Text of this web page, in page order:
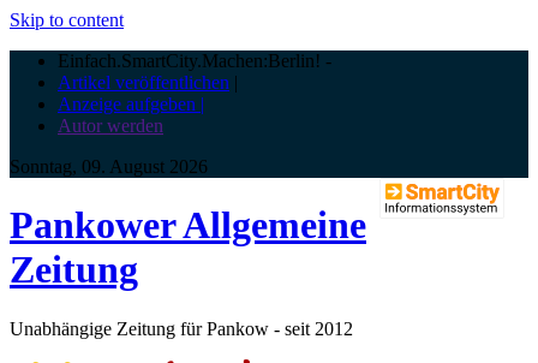
Skip to content
Einfach.SmartCity.Machen:Berlin! -
Artikel veröffentlichen |
Anzeige aufgeben |
Autor werden
Sonntag, 09. August 2026
Pankower Allgemeine
Zeitung
Unabhängige Zeitung für Pankow - seit 2012